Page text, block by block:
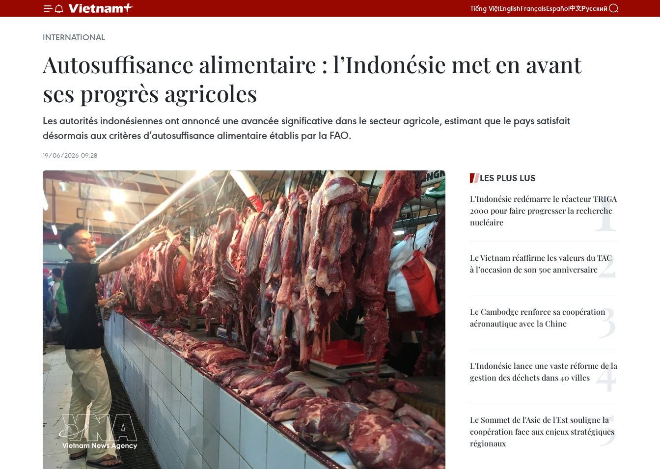
Tiếng ViệtEnglishFrançaisEspañol中文Русский
INTERNATIONAL
Autosuffisance alimentaire : l’Indonésie met en avant
ses progrès agricoles
Les autorités indonésiennes ont annoncé une avancée significative dans le secteur agricole, estimant que le pays satisfait
désormais aux critères d’autosuffisance alimentaire établis par la FAO.
19/06/2026 09:28
LES PLUS LUS
L'Indonésie redémarre le réacteur TRIGA
2000 pour faire progresser la recherche
nucléaire
Le Vietnam réaffirme les valeurs du TAC
à l’occasion de son 50e anniversaire
Le Cambodge renforce sa coopération
aéronautique avec la Chine
L'Indonésie lance une vaste réforme de la
gestion des déchets dans 40 villes
Le Sommet de l'Asie de l'Est souligne la
coopération face aux enjeux stratégiques
régionaux